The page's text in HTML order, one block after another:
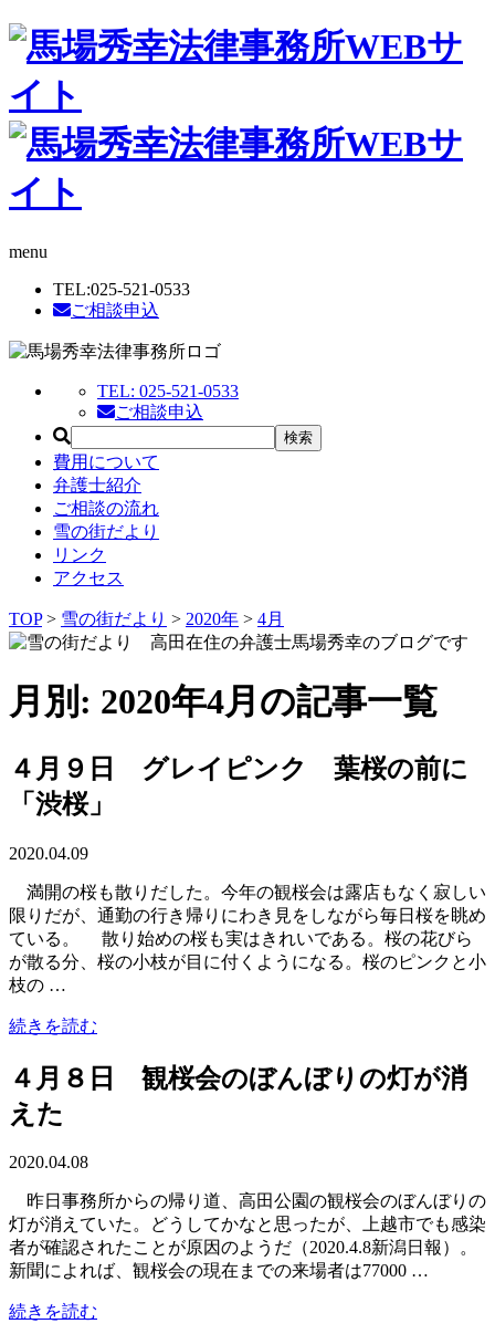
menu
TEL:025-521-0533
ご相談申込
TEL: 025-521-0533
ご相談申込
費用について
弁護士紹介
ご相談の流れ
雪の街だより
リンク
アクセス
TOP> 雪の街だより > 2020年 > 4月
月別: 2020年4月の記事一覧
４月９日 グレイピンク 葉桜の前に
「渋桜」
2020.04.09
満開の桜も散りだした。今年の観桜会は露店もなく寂しい
限りだが、通勤の行き帰りにわき見をしながら毎日桜を眺め
ている。 散り始めの桜も実はきれいである。桜の花びら
が散る分、桜の小枝が目に付くようになる。桜のピンクと小
枝の …
続きを読む
４月８日 観桜会のぼんぼりの灯が消
えた
2020.04.08
昨日事務所からの帰り道、高田公園の観桜会のぼんぼりの
灯が消えていた。どうしてかなと思ったが、上越市でも感染
者が確認されたことが原因のようだ（2020.4.8新潟日報）。
新聞によれば、観桜会の現在までの来場者は77000 …
続きを読む